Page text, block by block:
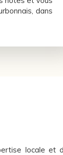
dans
locale et